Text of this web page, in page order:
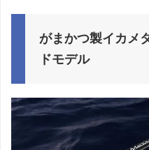
がまかつ製イカメ
ドモデル